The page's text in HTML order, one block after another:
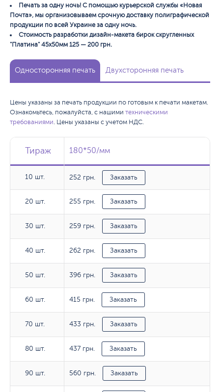
Печать за одну ночь! С помощью курьерской службы «Новая
Почта», мы организовываем срочную доставку полиграфической
продукции по всей Украине за одну ночь.
Стоимость разработки дизайн-макета бирок скругленных
"Платина" 45х50мм 125 — 200 грн.
Односторонняя печать Двухсторонняя печать
Цены указаны за печать продукции по готовым к печати макетам.
Ознакомьтесь, пожалуйста, с нашими техническими
требованиями. Цены указаны с учетом НДС.
Тираж
10 шт.
20 шт.
30 шт.
40 шт.
50 шт.
60 шт.
70 шт.
80 шт.
90 шт.
Тираж 180*50/мм
Тираж 180*50/мм
10 шт. 252 грн. Заказать
20 шт. 255 грн. Заказать
30 шт. 259 грн. Заказать
40 шт. 262 грн. Заказать
50 шт. 396 грн. Заказать
60 шт. 415 грн. Заказать
70 шт. 433 грн. Заказать
80 шт. 437 грн. Заказать
90 шт. 560 грн. Заказать